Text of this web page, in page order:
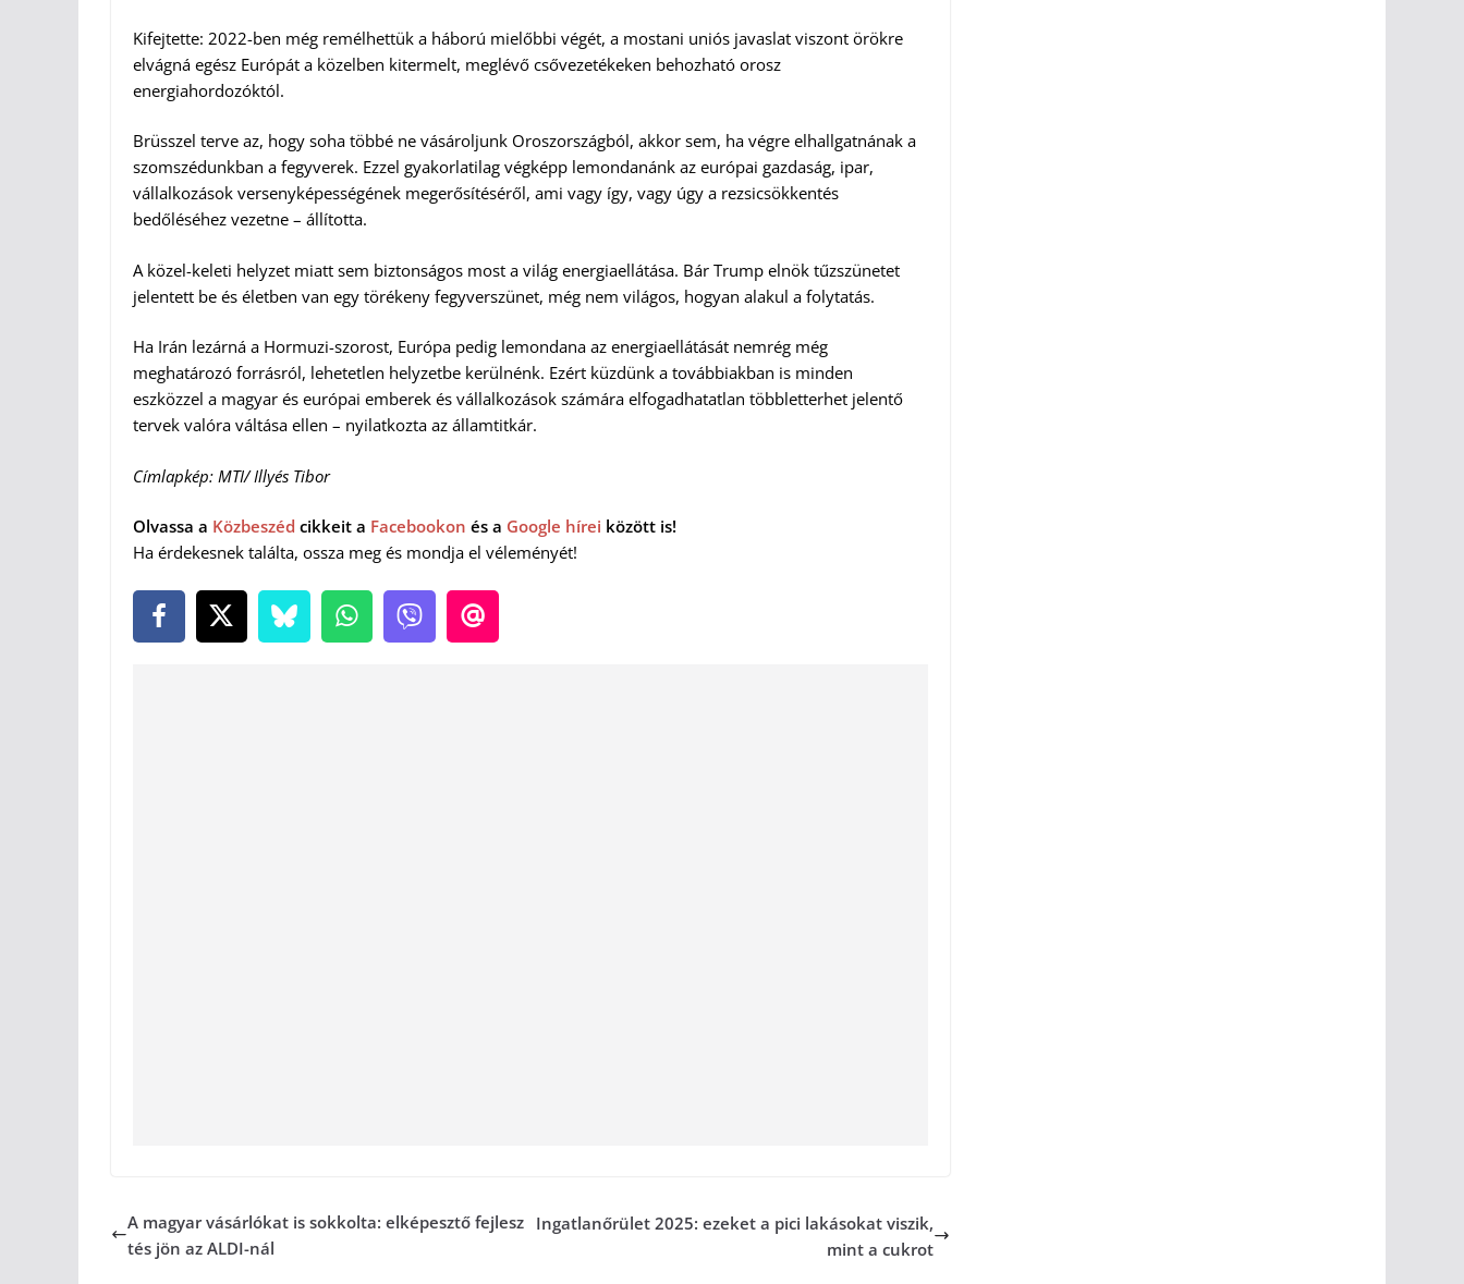
Kifejtette: 2022-ben még remélhettük a háború mielőbbi végét, a mostani uniós javaslat viszont örökre
elvágná egész Európát a közelben kitermelt, meglévő csővezetékeken behozható orosz
energiahordozóktól.
Brüsszel terve az, hogy soha többé ne vásároljunk Oroszországból, akkor sem, ha végre elhallgatnának a
szomszédunkban a fegyverek. Ezzel gyakorlatilag végképp lemondanánk az európai gazdaság, ipar,
vállalkozások versenyképességének megerősítéséről, ami vagy így, vagy úgy a rezsicsökkentés
bedőléséhez vezetne – állította.
A közel-keleti helyzet miatt sem biztonságos most a világ energiaellátása. Bár Trump elnök tűzszünetet
jelentett be és életben van egy törékeny fegyverszünet, még nem világos, hogyan alakul a folytatás.
Ha Irán lezárná a Hormuzi-szorost, Európa pedig lemondana az energiaellátását nemrég még
meghatározó forrásról, lehetetlen helyzetbe kerülnénk. Ezért küzdünk a továbbiakban is minden
eszközzel a magyar és európai emberek és vállalkozások számára elfogadhatatlan többletterhet jelentő
tervek valóra váltása ellen – nyilatkozta az államtitkár.
Címlapkép: MTI/ Illyés Tibor
Olvassa a Közbeszéd cikkeit a Facebookon és a Google hírei között is!
Ha érdekesnek találta, ossza meg és mondja el véleményét!
A magyar vásárlókat is sokkolta: elképesztő fejlesz
tés jön az ALDI-nál
Ingatlanőrület 2025: ezeket a pici lakásokat viszik,
mint a cukrot